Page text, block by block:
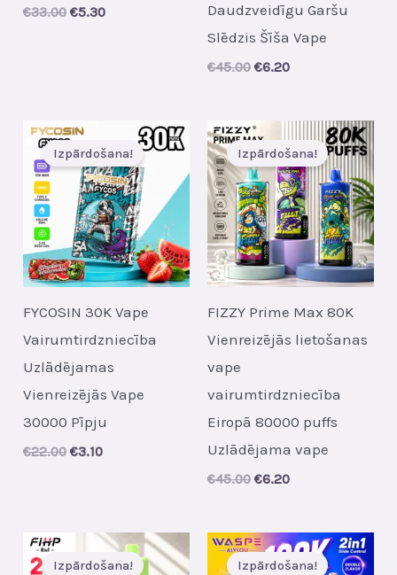
€33.00 Original
€5.30Current
Daudzveidīgu Garšu
Slēdzis Šīša Vape
€45.00 Original
€45.00.
€6.20Current
€6.20.
Izpārdošana!
FYCOSIN 30K Vape
Vairumtirdzniecība
Uzlādējamas
Vienreizējās Vape
30000 Pīpju
€22.00 Original
€3.10Current
Izpārdošana!
FIZZY Prime Max 80K
Vienreizējās lietošanas
vape
vairumtirdzniecība
Eiropā 80000 puffs
Uzlādējama vape
€45.00 Original
€45.00.
€6.20Current
€6.20.
Izpārdošana! Izpārdošana!